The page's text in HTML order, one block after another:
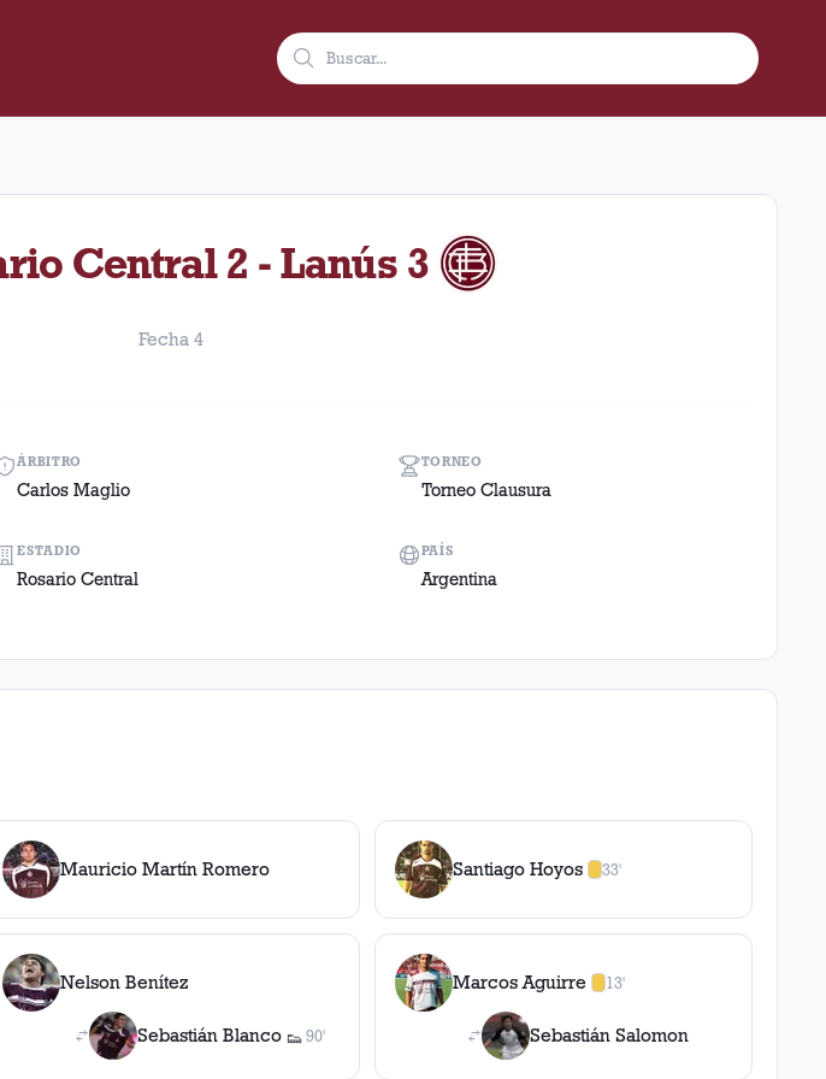
el Domingo, 4 de marzo de 2007 como visitante en el estadio Rosario Central (Argentina).
Central 2 - Lanús 3
Fecha 4
ÁRBITRO
Carlos Maglio
TORNEO
Torneo Clausura
ESTADIO
Rosario Central
PAÍS
Argentina
Mauricio Martín Romero Santiago Hoyos 33'
1amarilla
Nelson Benítez
Sebastián Blanco 👟
1asistencia
90'
Marcos Aguirre 13'
1amarilla
Sebastián Salomon